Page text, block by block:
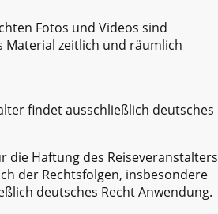
Fotos und Videos sind
Material zeitlich und räumlich
findet ausschließlich deutsches
die Haftung des Reiseveranstalters
der Rechtsfolgen, insbesondere
deutsches Recht Anwendung.